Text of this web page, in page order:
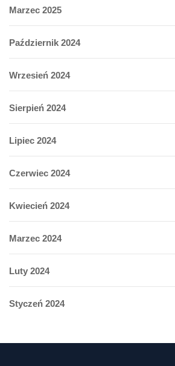
Marzec 2025
Październik 2024
Wrzesień 2024
Sierpień 2024
Lipiec 2024
Czerwiec 2024
Kwiecień 2024
Marzec 2024
Luty 2024
Styczeń 2024